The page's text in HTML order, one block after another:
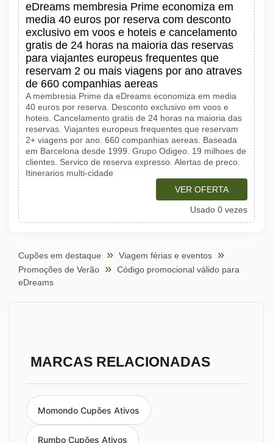
eDreams membresia Prime economiza em
media 40 euros por reserva com desconto
exclusivo em voos e hoteis e cancelamento
gratis de 24 horas na maioria das reservas
para viajantes europeus frequentes que
reservam 2 ou mais viagens por ano atraves
de 660 companhias aereas
A membresia Prime da eDreams economiza em media
40 euros por reserva. Desconto exclusivo em voos e
hoteis. Cancelamento gratis de 24 horas na maioria das
reservas. Viajantes europeus frequentes que reservam
2+ viagens por ano. 660 companhias aereas. Baseada
em Barcelona desde 1999. Grupo Odigeo. 19 milhoes de
clientes. Servico de reserva expresso. Alertas de preco.
Itinerarios multi-cidade
VER OFERTA
Usado 0 vezes
Cupões em destaque
Viagem férias e eventos
Promoções de Verão
Código promocional válido para
eDreams
MARCAS RELACIONADAS
Momondo Cupões Ativos
Rumbo Cupões Ativos